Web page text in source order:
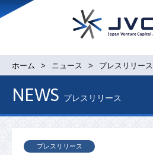
ホーム ニュース プレスリリース
NEWS プレスリリース
プレスリリース